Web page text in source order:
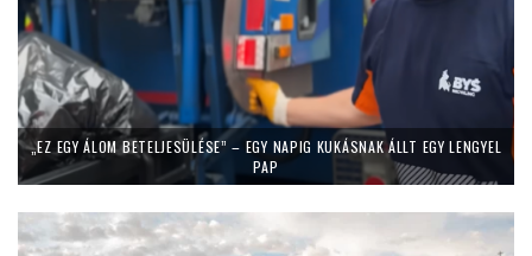
„EZ EGY ÁLOM BETELJESÜLÉSE” – EGY NAPIG KUKÁSNAK ÁLLT EGY LENGYEL
PAP